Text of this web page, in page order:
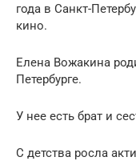
года в Санкт-
кино.
Елена Вожакина
Петербурге.
У нее есть брат и
С детства росла